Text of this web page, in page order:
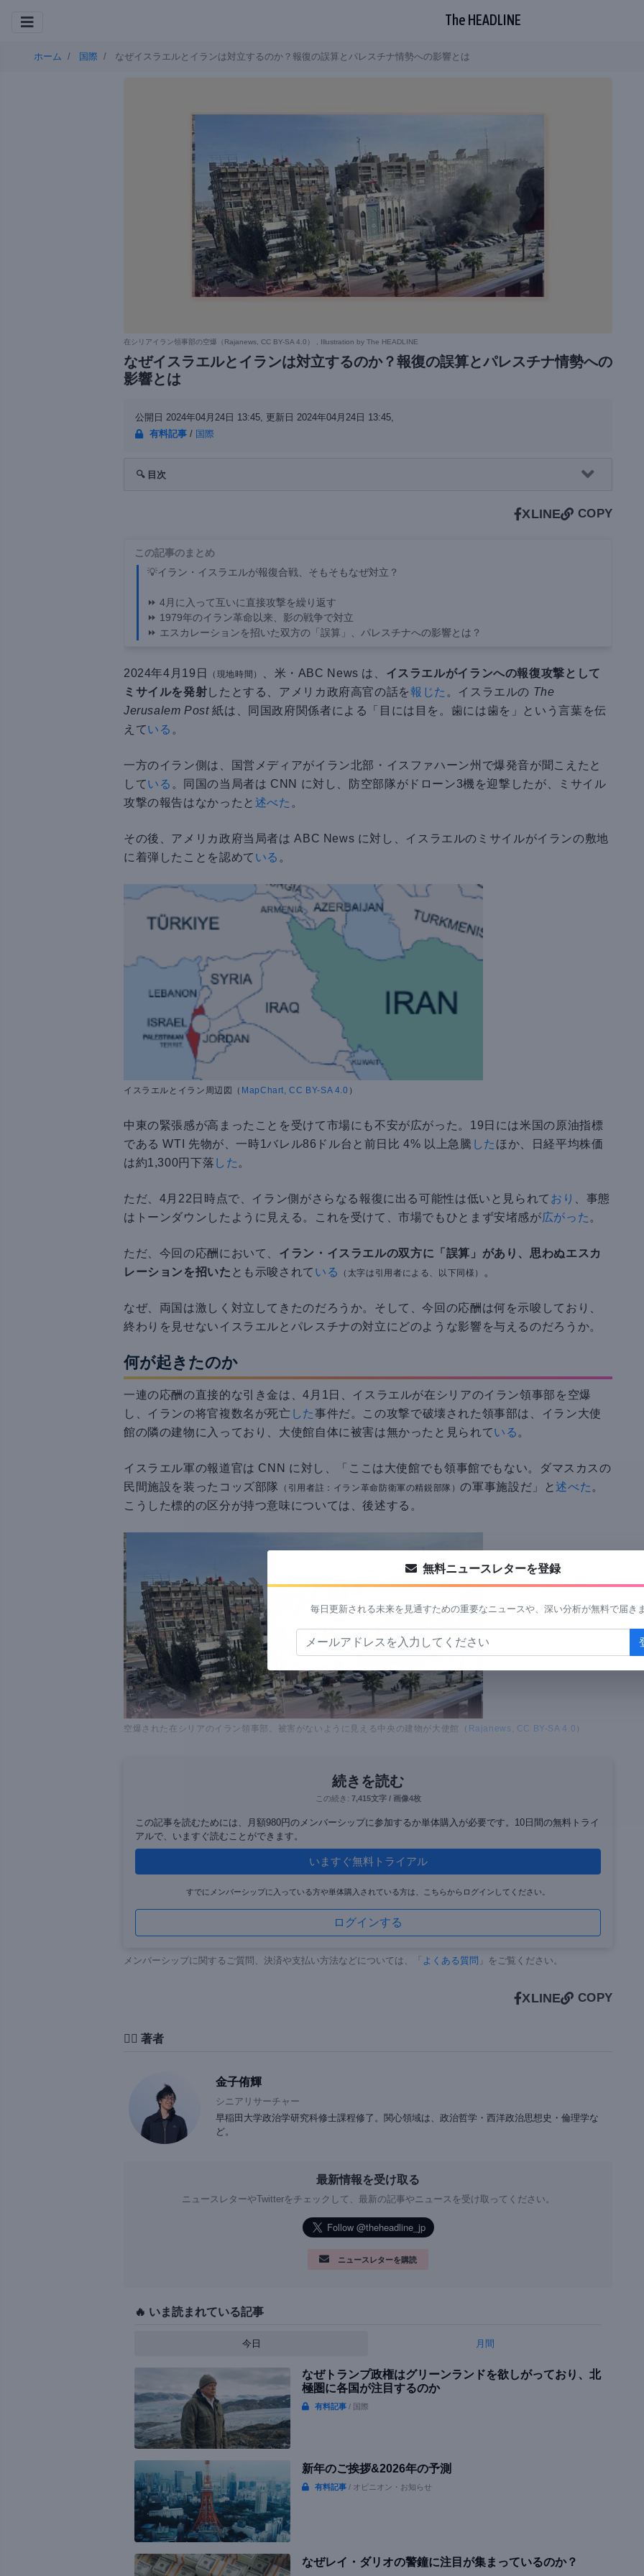
The HEADLINE
ホーム 国際 なぜイスラエルとイランは対立するのか？報復の誤算とパレスチナ情勢への影響とは
在シリアイラン領事部の空爆（ Rajanews, CC BY-SA 4.0 ） , Illustration by The HEADLINE
なぜイスラエルとイランは対立するのか？報復の誤算とパレスチナ情勢への
影響とは
公開日 2024年04月24日 13:45, 更新日 2024年04月24日 13:45,
有料記事 / 国際
🔍 目次
XLINE COPY
この記事のまとめ
💡イラン・イスラエルが報復合戦、そもそもなぜ対立？
⏩ 4月に入って互いに直接攻撃を繰り返す
⏩ 1979年のイラン革命以来、影の戦争で対立
⏩ エスカレーションを招いた双方の「誤算」、パレスチナへの影響とは？
2024年4月19日 （現地時間） 、米・ABC News は、 イスラエルがイランへの報復攻撃として
ミサイルを発射したとする、アメリカ政府高官の話を報じた 。イスラエルの The
Jerusalem Post紙は、同国政府関係者による「目には目を。歯には歯を」という言葉を伝
えている 。
一方のイラン側は、国営メディアがイラン北部・イスファハーン州で爆発音が聞こえたと
している 。同国の当局者は CNN に対し、防空部隊がドローン3機を迎撃したが、ミサイル
攻撃の報告はなかったと 述べた 。
その後、アメリカ政府当局者は ABC News に対し、イスラエルのミサイルがイランの敷地
に着弾したことを認めて いる 。
イスラエルとイラン周辺図（ MapChart, CC BY-SA 4.0 ）
中東の緊張感が高まったことを受けて市場にも不安が広がった。19日には米国の原油指標
である WTI 先物が、一時1バレル86ドル台と前日比 4% 以上急騰 した ほか、日経平均株価
は約1,300円下落 した 。
ただ、4月22日時点で、イラン側がさらなる報復に出る可能性は低いと見られて おり
、事態
はトーンダウンしたように見える。これを受けて、市場でもひとまず安堵感が広がった 。
ただ、今回の応酬において、 イラン・イスラエルの双方に「誤算」があり、思わぬエスカ
レーションを招いた とも示唆されて いる （太字は引用者による、以下同様） 。
なぜ、両国は激しく対立してきたのだろうか。そして、今回の応酬は何を示唆しており、
終わりを見せないイスラエルとパレスチナの対立にどのような影響を与えるのだろうか。
何が起きたのか
一連の応酬の直接的な引き金は、4月1日、イスラエルが在シリアのイラン領事部を空爆
し、イランの将官複数名が死亡 した事件だ。この攻撃で破壊された領事部は、イラン大使
館の隣の建物に入っており、大使館自体に被害は無かったと見られている 。
イスラエル軍の報道官は CNN に対し、「ここは大使館でも領事館でもない。ダマスカスの
民間施設を装ったコッズ部隊
（引用者註：イラン革命防衛軍の精鋭部隊）の軍事施設だ」と述べた 。
こうした標的の区分が持つ意味については、後述する。
空爆された在シリアのイラン領事部。被害がないように見える中央の建物が大使館（ Rajanews, CC BY-SA 4.0 ）
続きを読む
この続き: 7,415文字 / 画像4枚
この記事を読むためには、月額980円のメンバーシップに参加するか単体購入が必要です。10日間の無料トライ
アルで、いますぐ読むことができます。
いますぐ無料トライアル
すでにメンバーシップに入っている方や単体購入されている方は、こちらからログインしてください。
ログインする
メンバーシップに関するご質問、決済や支払い方法などについては、「 よくある質問 」をご覧ください。
XLINE COPY
✍🏻 著者
金子侑輝
シニアリサーチャー
早稲田大学政治学研究科修士課程修了。関心領域は、政治哲学・西洋政治思想史・倫理学な
ど。
最新情報を受け取る
ニュースレターやTwitterをチェックして、最新の記事やニュースを受け取ってください。
ニュースレターを購読
🔥 いま読まれている記事
今日 月間
なぜトランプ政権はグリーンランドを欲しがっており、北
極圏に各国が注目するのか
有料記事 / 国際
新年のご挨拶&2026年の予測
有料記事 / オピニオン・お知らせ
なぜレイ・ダリオの警鐘に注目が集まっているのか？
無料ニュースレターを登録
毎日更新される未来を見通すための重要なニュースや、深い分析が無料で届き